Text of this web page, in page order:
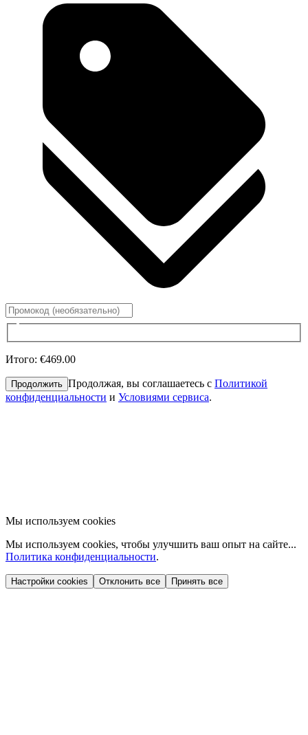
Итого: €469.00
Продолжить Продолжая, вы соглашаетесь с Политикой
конфиденциальности и Условиями сервиса.
Мы используем cookies
Мы используем cookies, чтобы улучшить ваш опыт на сайте...
Политика конфиденциальности.
Настройки cookies Отклонить все Принять все